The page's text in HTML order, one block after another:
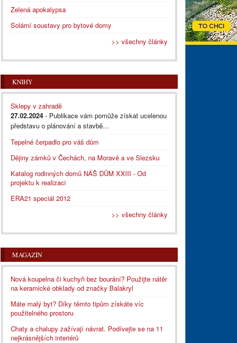
Zelená apokalypsa
Solární soustavy pro bytové domy
>> všechny články
KNIHY
Sklepy v zahradě
27.02.2024 - Publikace vám pomůže získat ucelenou
představu o plánování a stavbě...
Tepelné čerpadlo pro váš dům
Dějiny zámků v Čechách, na Moravě a ve Slezsku
Katalog rodinných domů NÁŠ DŮM XXIII - Od
projektu k realizaci
ERA21 speciál 2012
>> všechny články
MAGAZÍN
Nová koupelna či kuchyň bez bourání? Použijte nátěr
na keramické obklady od značky Balakryl
Máte malý byt? Díky těmto tipům získáte víc
použitelného prostoru
Chaty a chalupy zažívají návrat. Podívejte se na 11
nejkrásnějších interiérů